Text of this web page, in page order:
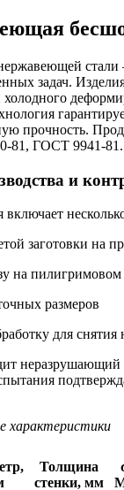
задач.
прочность.
81, ГОСТ 9941-81.
и
заготовки на
на пилигримовом
размеров
для снятия
неразрушающий
характеристики
Толщина
стенки, мм